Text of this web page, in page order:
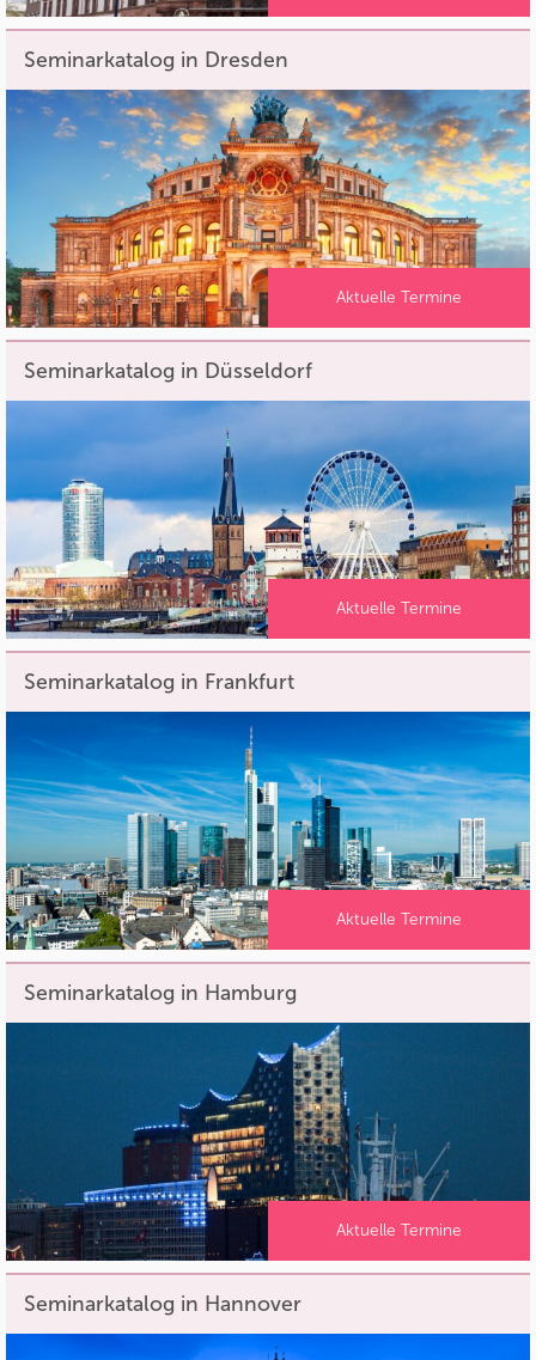
Seminarkatalog in Dresden
Aktuelle Termine
Seminarkatalog in Düsseldorf
Aktuelle Termine
Seminarkatalog in Frankfurt
Aktuelle Termine
Seminarkatalog in Hamburg
Aktuelle Termine
Seminarkatalog in Hannover